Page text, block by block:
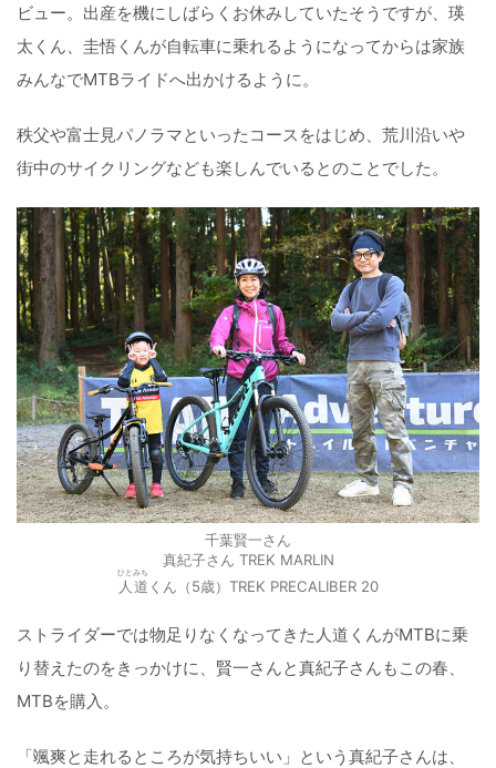
ビュー。出産を機にしばらくお休みしていたそうですが、瑛
太くん、圭悟くんが自転車に乗れるようになってからは家族
みんなでMTBライドへ出かけるように。
秩父や富士見パノラマといったコースをはじめ、荒川沿いや
街中のサイクリングなども楽しんでいるとのことでした。
千葉賢一さん
真紀子さん TREK MARLIN
人道
ひとみち
くん（5歳）TREK PRECALIBER 20
ストライダーでは物足りなくなってきた人道くんがMTBに乗
り替えたのをきっかけに、賢一さんと真紀子さんもこの春、
MTBを購入。
「颯爽と走れるところが気持ちいい」という真紀子さんは、